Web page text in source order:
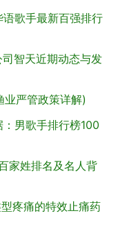
歌手最新百强排行
智天近期动态与发
严管政策详解)
男歌手排行榜100
家姓排名及名人背
疼痛的特效止痛药